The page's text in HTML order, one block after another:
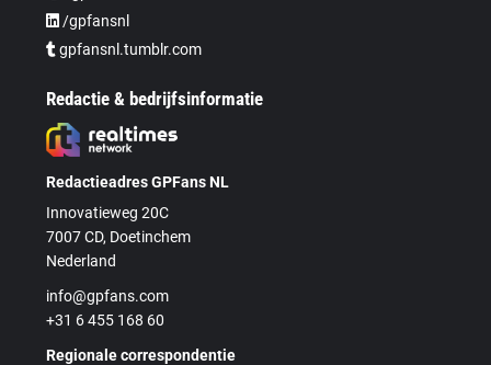
/gpfansnl
gpfansnl.tumblr.com
Redactie & bedrijfsinformatie
Redactieadres GPFans NL
Innovatieweg 20C
7007 CD, Doetinchem
Nederland
info@gpfans.com
+31 6 455 168 60
Regionale correspondentie